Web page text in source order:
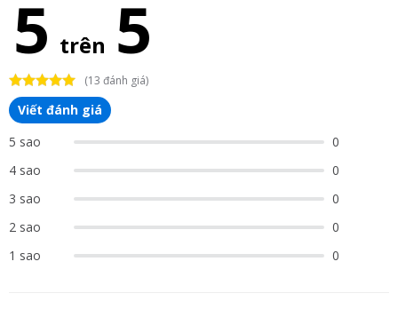
5 trên 5
(13 đánh giá)
Viết đánh giá
5 sao
0
4 sao
0
3 sao
0
2 sao
0
1 sao
0